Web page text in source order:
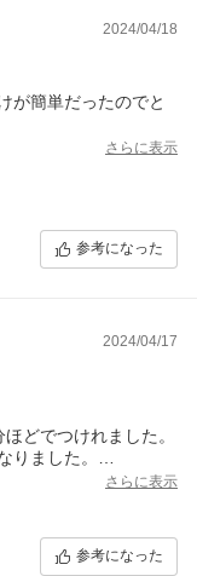
2024/04/18
が簡単だったのでと
さらに表示
参考になった
2024/04/17
どでつけれました。
りました。
さらに表示
参考になった